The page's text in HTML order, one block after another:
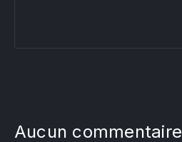
Aucun commentaire